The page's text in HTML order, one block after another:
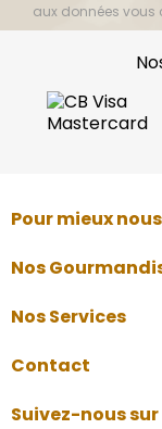
aux données vous
Pour mieux
Nos
Nos Services
Contact
Suivez-nous sur